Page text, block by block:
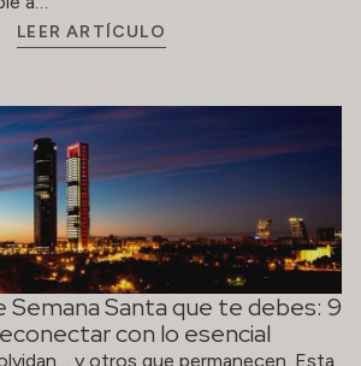
LEER ARTÍCULO
Semana Santa que te debes: 9
con lo esencial
y otros que permanecen. Esta